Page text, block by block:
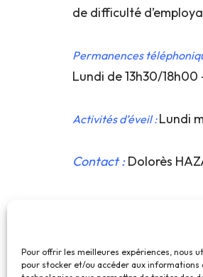
Pour offrir les meilleures expériences, nous
pour stocker et/ou accéder aux informations
de difficulté
Permanences
Lundi de 13h30/18h00
Activités d’éveil : Lundi
Contact :Dolorès